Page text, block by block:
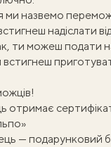
ми назвемо
надіслати
ти можеш подати
встигнеш
отримає
— подарунковий